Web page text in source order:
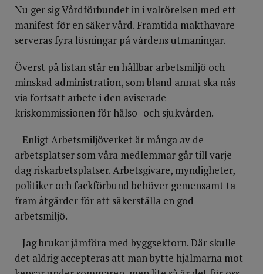
Nu ger sig Vårdförbundet in i valrörelsen med ett
manifest för en säker vård. Framtida makthavare
serveras fyra lösningar på vårdens utmaningar.
Överst på listan står en hållbar arbetsmiljö och
minskad administration, som bland annat ska nås
via fortsatt arbete i den aviserade
kriskommissionen för hälso- och sjukvården.
– Enligt Arbetsmiljöverket är många av de
arbetsplatser som våra medlemmar går till varje
dag riskarbetsplatser. Arbetsgivare, myndigheter,
politiker och fackförbund behöver gemensamt ta
fram åtgärder för att säkerställa en god
arbetsmiljö.
– Jag brukar jämföra med byggsektorn. Där skulle
det aldrig accepteras att man bytte hjälmarna mot